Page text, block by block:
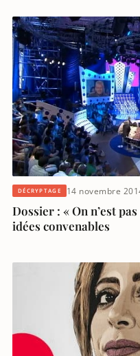
DÉCRYPTAGE 14 novembre
Dossier : « On n’est
idées convenables